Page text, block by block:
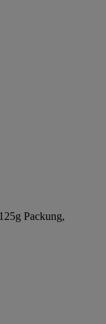
Packung,